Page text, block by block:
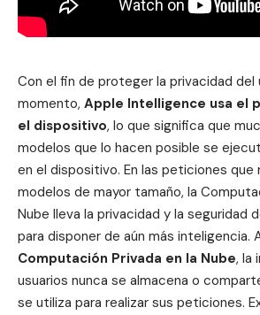
Con el fin de proteger la privacidad del
momento, Apple Intelligence usa el
el dispositivo, lo que significa que
modelos que lo hacen posible se
en el dispositivo. En las peticiones que
modelos de mayor tamaño, la
Nube lleva la privacidad y la seguridad
para disponer de aún más inteligencia.
Computación Privada en la Nube, la
usuarios nunca se almacena o
se utiliza para realizar sus peticiones.